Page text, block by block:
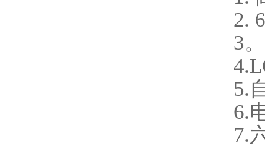
2.
3
5.
6.
7.